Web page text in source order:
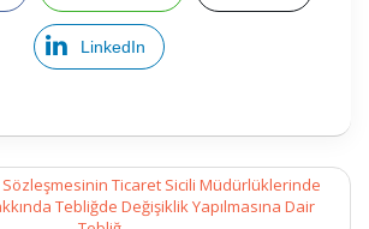
LinkedIn
Ticaret Sicili Müdürlüklerinde
Tebliğde Değişiklik Yapılmasına Dair